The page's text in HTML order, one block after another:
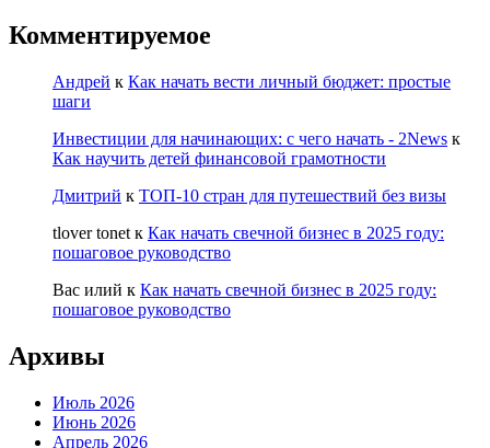
Комментируемое
Андрей к Как начать вести личный бюджет: простые
шаги
Инвестиции для начинающих: с чего начать - 2News к
Как научить детей финансовой грамотности
Дмитрий к ТОП-10 стран для путешествий без визы
tlover tonet к Как начать свечной бизнес в 2025 году:
пошаговое руководство
Вас илий к Как начать свечной бизнес в 2025 году:
пошаговое руководство
Архивы
Июль 2026
Июнь 2026
Апрель 2026